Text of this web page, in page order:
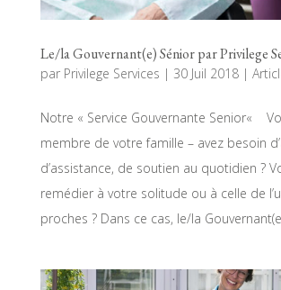
Le/la Gouvernant(e) Sénior par Privilege
par Privilege Services | 30 Juil 2018|
Notre « Service Gouvernante Senior«
membre de votre famille – avez besoin
d’assistance, de soutien au quotidien ?
remédier à votre solitude ou à celle de
proches ? Dans ce cas, le/la